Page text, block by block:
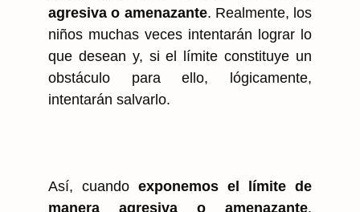
agresiva o amenazante. Realmente, los
niños muchas veces intentarán lograr lo
que desean y, si el límite constituye un
obstáculo para ello, lógicamente,
intentarán salvarlo.
Así, cuando exponemos el límite de
manera agresiva o amenazante,